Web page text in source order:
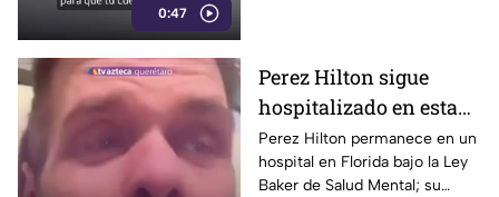
0:47
Perez Hilton sigue
hospitalizado en estado
grave pero estable; esto
se sabe sobre su salud
Perez Hilton permanece en un
hospital en Florida bajo la Ley
Baker de Salud Mental; su